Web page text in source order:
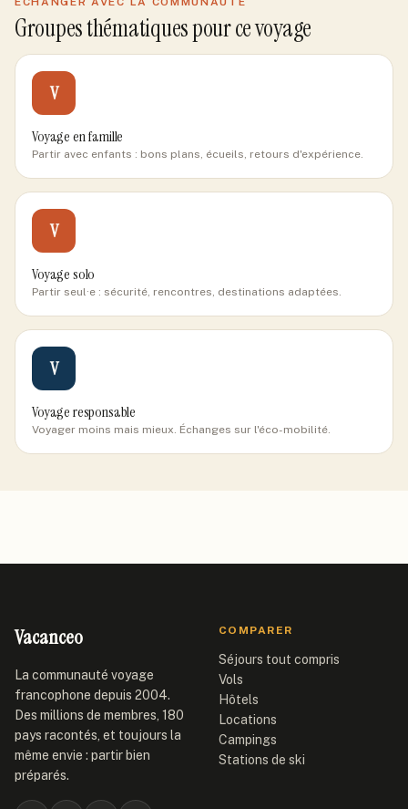
Groupes thématiques pour ce voyage
V
Voyage en famille
Partir avec enfants : bons plans, écueils, retours d'expérience.
V
Voyage solo
Partir seul·e : sécurité, rencontres, destinations adaptées.
V
Voyage responsable
Voyager moins mais mieux. Échanges sur l'éco-mobilité.
Vacanceo
La communauté voyage
francophone depuis 2004.
Des millions de membres, 180
pays racontés, et toujours la
même envie : partir bien
préparés.
COMPARER
Séjours tout compris
Vols
Hôtels
Locations
Campings
Stations de ski